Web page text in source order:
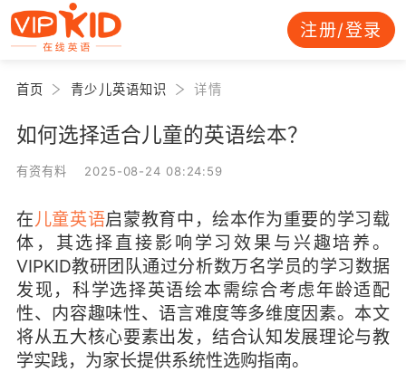
注册/登录
首页 青少儿英语知识 详情
如何选择适合儿童的英语绘本？
有资有料 2025-08-24 08:24:59
在儿童英语启蒙教育中，绘本作为重要的学习载
体，其选择直接影响学习效果与兴趣培养。
VIPKID教研团队通过分析数万名学员的学习数据
发现，科学选择英语绘本需综合考虑年龄适配
性、内容趣味性、语言难度等多维度因素。本文
将从五大核心要素出发，结合认知发展理论与教
学实践，为家长提供系统性选购指南。